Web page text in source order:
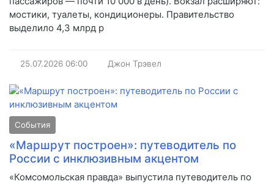
мостики, туалеты, кондиционеры. Правительство
выделило 4,3 млрд р
25.07.2026 06:00 Джон Трэвел
События
«Маршрут построен»: путеводитель по
России с инклюзивным акцентом
«Комсомольская правда» выпустила путеводитель по